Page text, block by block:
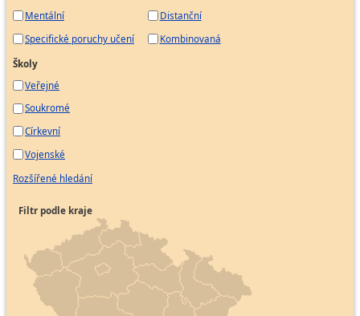
Mentální
Specifické poruchy učení
Distanční
Kombinovaná
Školy
Veřejné
Soukromé
Církevní
Vojenské
Rozšířené hledání
Filtr podle kraje